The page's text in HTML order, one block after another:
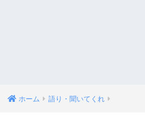
ホーム 語り・聞いてくれ